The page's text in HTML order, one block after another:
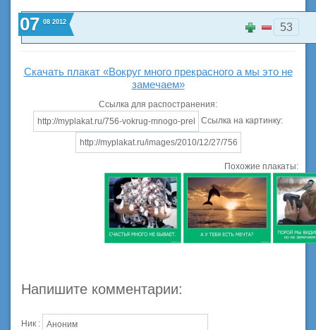
07 08 2012 53
Скачать плакат «Вокруг много прекрасного а мы это не
замечаем»
Ссылка для распостранения:
Ссылка на картинку:
Похожие плакаты:
Напишите комментарии:
Ник :